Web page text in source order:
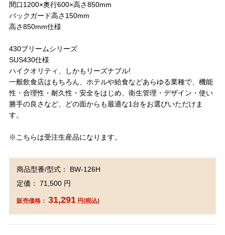
間口1200×奥行600×高さ850mm
バックガード高さ150mm
高さ850mm仕様
430ブリームシリーズ
SUS430仕様
ハイクオリティ、しかもリーズナブル!
一般飲食店はもちろん、ホテルや給食などあらゆる業種で、機能
性・合理性・耐久性・安全をはじめ、衛生管理・デザイン・使い
勝手の良さなど、どの面からも最適な1台をお選びいただけま
す。
※こちらは受注生産品になります。
商品型番/型式： BW-126H
定価： 71,500 円
販売価格： 31,291円(税込)